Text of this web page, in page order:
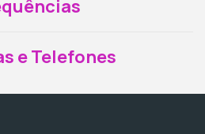
e Telefones